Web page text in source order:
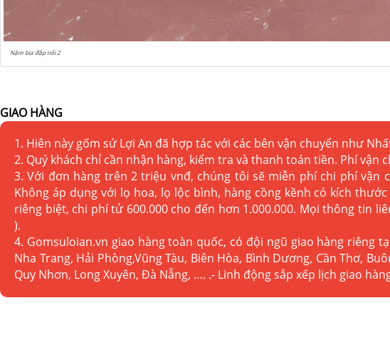
Nậm bia đắp nổi 2
GIAO HÀNG
1. Hiên này gốm sứ Lợi An đã hợp tác với các bên vận chuyển như
2. Quý khách chỉ cần nhận hàng, kiểm tra và thanh toán tiền. Phí vận
3. Với đơn hàng trên 2 triệu vnđ, chúng tôi sẽ miễn phí chi phí vận
Không áp dụng với lọ hoa, lọ lộc bình, hàng cồng kềnh có kích
riêng biệt, chi phí tử 600.000 cho đến hơn 1.000.000. Mọi thông tin
).
4. Gomsuloian.vn giao hàng toàn quốc, có đội ngũ giao hàng riêng
Nha Trang, Hải Phòng,Vũng Tàu, Biên Hòa, Bình Dương, Cần Thơ,
Quy Nhơn, Long Xuyên, Đà Nẵng, …. .- Linh động sắp xếp lịch giao